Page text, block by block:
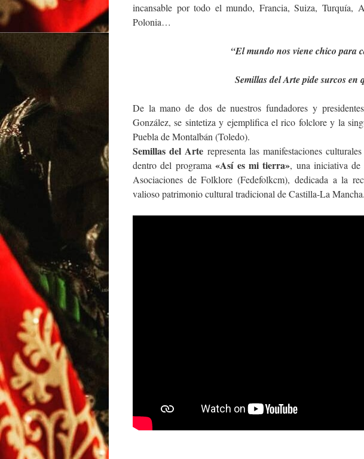
incansable por todo el mundo, Francia, Suiza, Turquía,
Polonia…
“El mundo nos viene chico para
Semillas del Arte pide surcos en
De la mano de dos de nuestros fundadores y
González, se sintetiza y ejemplifica el rico folclore y la
Puebla de Montalbán (Toledo).
Semillas del Arte representa las manifestaciones
dentro del programa«Así es mi tierra», una iniciativa de
Asociaciones de Folklore (Fedefolkcm), dedicada a la
valioso patrimonio cultural tradicional de Castilla-La Mancha.